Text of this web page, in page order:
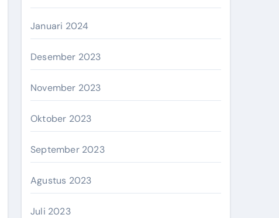
Januari 2024
Desember 2023
November 2023
Oktober 2023
September 2023
Agustus 2023
Juli 2023